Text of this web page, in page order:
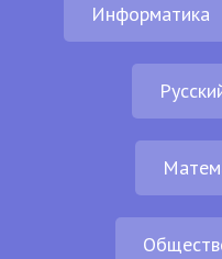
Информатика